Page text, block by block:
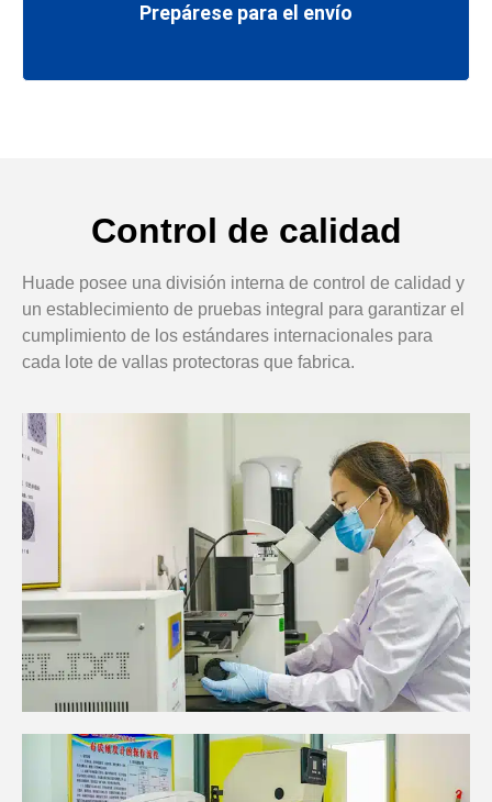
Prepárese para el envío
Control de calidad
Huade posee una división interna de control de calidad y
un establecimiento de pruebas integral para garantizar el
cumplimiento de los estándares internacionales para
cada lote de vallas protectoras que fabrica.